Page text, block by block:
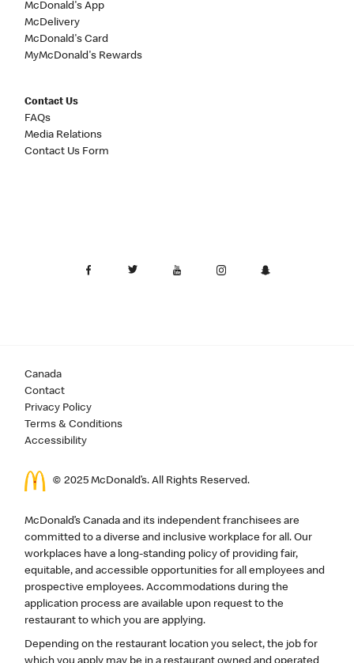
McDonald's App
McDelivery
McDonald's Card
MyMcDonald's Rewards
Contact Us
FAQs
Media Relations
Contact Us Form
Canada
Contact
Privacy Policy
Terms & Conditions
Accessibility
© 2025 McDonald’s. All Rights Reserved.
McDonald’s Canada and its independent franchisees are
committed to a diverse and inclusive workplace for all. Our
workplaces have a long-standing policy of providing fair,
equitable, and accessible opportunities for all employees and
prospective employees. Accommodations during the
application process are available upon request to the
restaurant to which you are applying.
Depending on the restaurant location you select, the job for